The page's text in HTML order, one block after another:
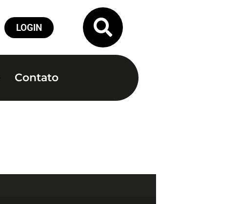
LOGIN
Contato